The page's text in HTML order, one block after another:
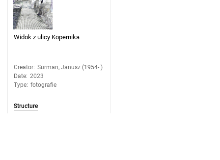
Widok z ulicy Kopernika
Creator: Surman, Janusz (1954- )
Date: 2023
Type: fotografie
Structure